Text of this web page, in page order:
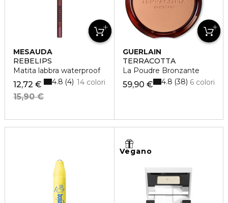
MESAUDA
REBELIPS
Matita labbra waterproof
12,72 €
15,90 €
14 colori
4.8 4
GUERLAIN
TERRACOTTA
La Poudre Bronzante
59,90 € 6 colori
4.8 38
Vegano